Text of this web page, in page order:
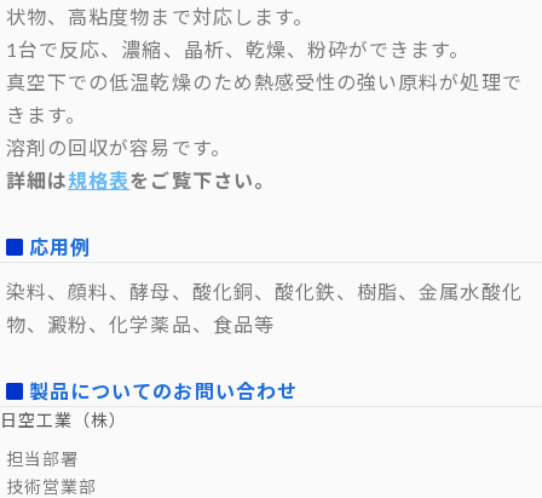
状物、高粘度物まで対応します。
1台で反応、濃縮、晶析、乾燥、粉砕ができます。
真空下での低温乾燥のため熱感受性の強い原料が処理で
きます。
溶剤の回収が容易です。
詳細は規格表をご覧下さい。
応用例
染料、顔料、酵母、酸化銅、酸化鉄、樹脂、金属水酸化
物、澱粉、化学薬品、食品等
製品についてのお問い合わせ
日空工業（株）
担当部署
技術営業部